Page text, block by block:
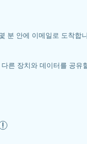
분 안에 이메일로 도착합
른 장치와 데이터를 공유